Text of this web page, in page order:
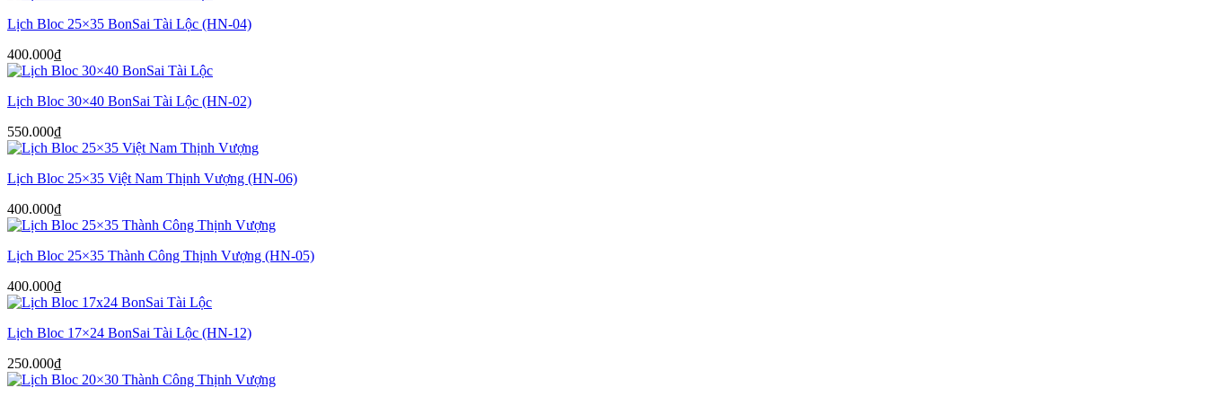
Lịch Bloc 25×35 BonSai Tài Lộc (HN-04)
400.000₫
Lịch Bloc 30×40 BonSai Tài Lộc (HN-02)
550.000₫
Lịch Bloc 25×35 Việt Nam Thịnh Vượng (HN-06)
400.000₫
Lịch Bloc 25×35 Thành Công Thịnh Vượng (HN-05)
400.000₫
Lịch Bloc 17×24 BonSai Tài Lộc (HN-12)
250.000₫